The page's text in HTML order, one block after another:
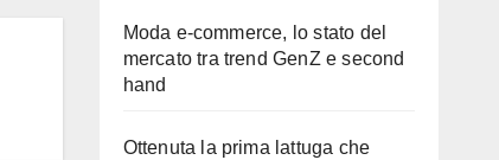
Moda e-commerce, lo stato del
mercato tra trend GenZ e second
hand
Ottenuta la prima lattuga che